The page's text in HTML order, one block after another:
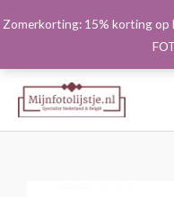
Zomerkorting: 15% korting
naar